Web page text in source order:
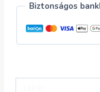
Biztonságos